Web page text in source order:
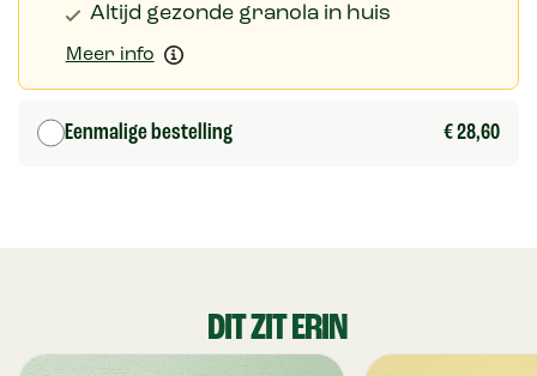
Altijd gezonde granola in huis
Meer info
Eenmalige bestelling € 28,60
DIT ZIT ERIN